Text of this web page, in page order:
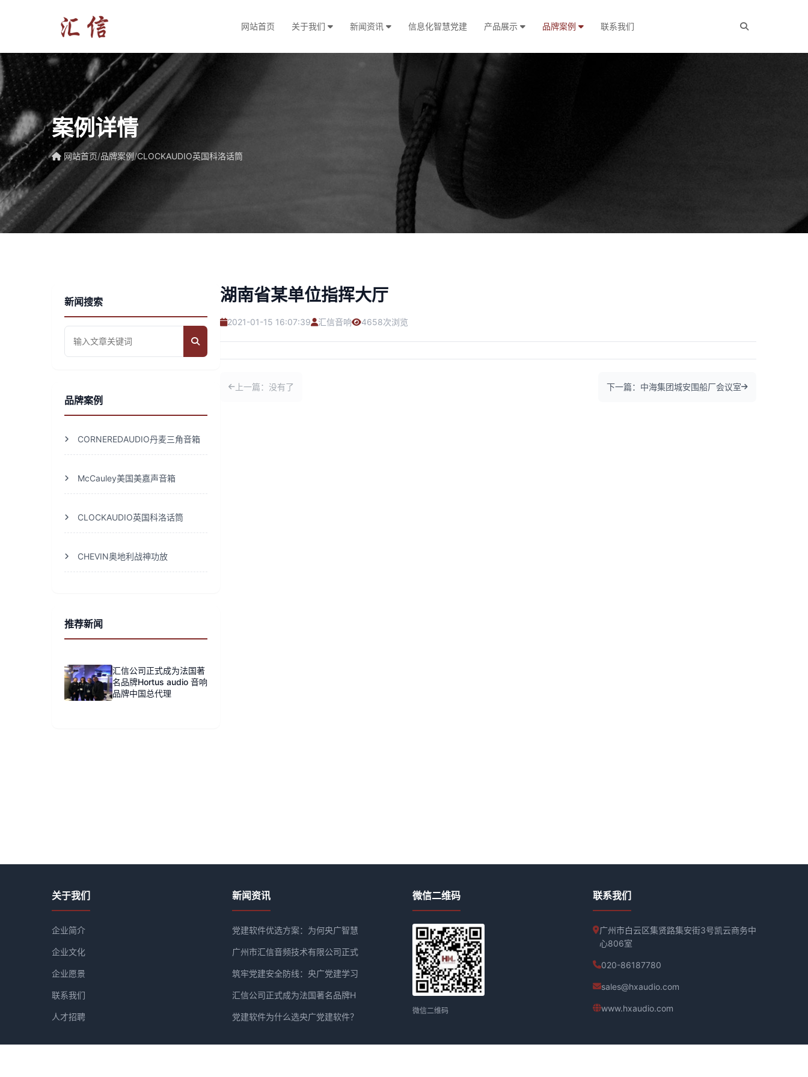
网站首页 关于我们 新闻资讯 信息化智慧党建 产品展示 品牌案例 联系我们
案例详情
网站首页/品牌案例/CLOCKAUDIO英国科洛话筒
新闻搜索
品牌案例
CORNEREDAUDIO丹麦三角音箱
McCauley美国美嘉声音箱
CLOCKAUDIO英国科洛话筒
CHEVIN奥地利战神功放
推荐新闻
汇信公司正式成为法国著
名品牌Hortus audio 音响
品牌中国总代理
湖南省某单位指挥大厅
2021-01-15 16:07:39 汇信音响 4658次浏览
上一篇：没有了 下一篇：中海集团城安围船厂会议室
关于我们
企业简介
企业文化
企业愿景
联系我们
人才招聘
新闻资讯
党建软件优选方案：为何央广智慧
广州市汇信音频技术有限公司正式
筑牢党建安全防线：央广党建学习
汇信公司正式成为法国著名品牌H
党建软件为什么选央广党建软件？
微信二维码
微信二维码
联系我们
广州市白云区集贤路集安街3号凯云商务中
心806室
020-86187780
sales@hxaudio.com
www.hxaudio.com